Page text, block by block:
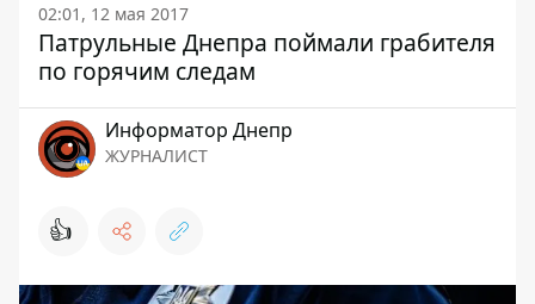
02:01, 12 мая 2017
Патрульные Днепра поймали грабителя
по горячим следам
Информатор Днепр
ЖУРНАЛИСТ
👍